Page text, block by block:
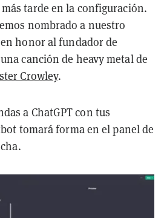
tarde en la configuración.
nombrado a nuestro
honor al fundador de
canción de heavy metal de
Crowley.
a ChatGPT con tus
tomará forma en el panel de